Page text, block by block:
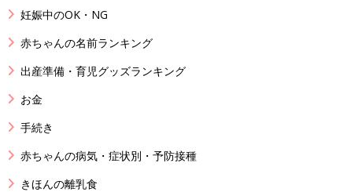
妊娠中のOK・NG
赤ちゃんの名前ランキング
出産準備・育児グッズランキング
お金
手続き
赤ちゃんの病気・症状別・予防接種
きほんの離乳食